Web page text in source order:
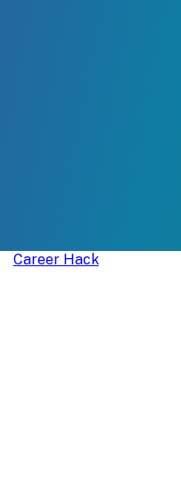
Career Hack